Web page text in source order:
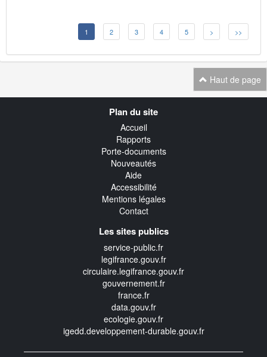
1 2 3 4 5 > >>
Haut de page
Plan du site
Accueil
Rapports
Porte-documents
Nouveautés
Aide
Accessibilité
Mentions légales
Contact
Les sites publics
service-public.fr
legifrance.gouv.fr
circulaire.legifrance.gouv.fr
gouvernement.fr
france.fr
data.gouv.fr
ecologie.gouv.fr
igedd.developpement-durable.gouv.fr